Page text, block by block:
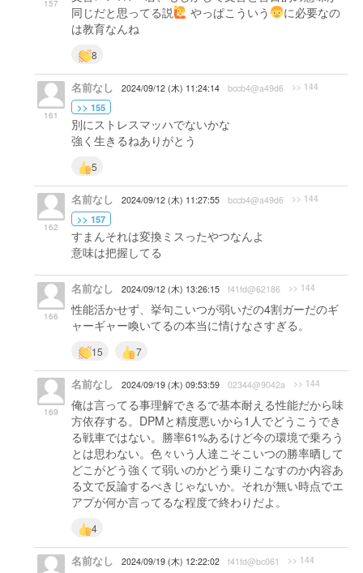
157
同じだと思ってる説
やっぱこういう
に必要なの
は教育なんね
8
161
名前なし 2024/09/12 (木) 11:24:14 bccb4@a49d6 >> 144
>> 155
別にストレスマッハでないかな
強く生きるねありがとう
5
162
名前なし 2024/09/12 (木) 11:27:55 bccb4@a49d6 >> 144
>> 157
すまんそれは変換ミスったやつなんよ
意味は把握してる
166
名前なし 2024/09/12 (木) 13:26:15 f41fd@62186 >> 144
性能活かせず、挙句こいつが弱いだの4割ガーだのギ
ャーギャー喚いてるの本当に情けなさすぎる。
15 7
169
名前なし 2024/09/19 (木) 09:53:59 02344@9042a >> 144
俺は言ってる事理解できるで基本耐える性能だから味
方依存する。DPMと精度悪いから1人でどうこうでき
る戦車ではない。勝率61%あるけど今の環境で乗ろう
とは思わない。色々いう人達こそこいつの勝率晒して
どこがどう強くて弱いのかどう乗りこなすのか内容あ
る文で反論するべきじゃないか。それが無い時点でエ
アプが何か言ってるな程度で終わりだよ。
4
名前なし 2024/09/19 (木) 12:22:02 f41fd@bc061 >> 144